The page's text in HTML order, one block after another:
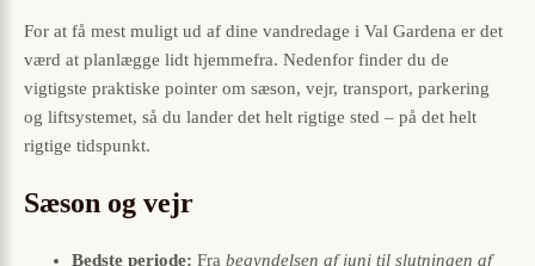
For at få mest muligt ud af dine vandredage i Val Gardena er det
værd at planlægge lidt hjemmefra. Nedenfor finder du de
vigtigste praktiske pointer om sæson, vejr, transport, parkering
og liftsystemet, så du lander det helt rigtige sted – på det helt
rigtige tidspunkt.
Sæson og vejr
Bedste periode: Fra begyndelsen af juni til slutningen af